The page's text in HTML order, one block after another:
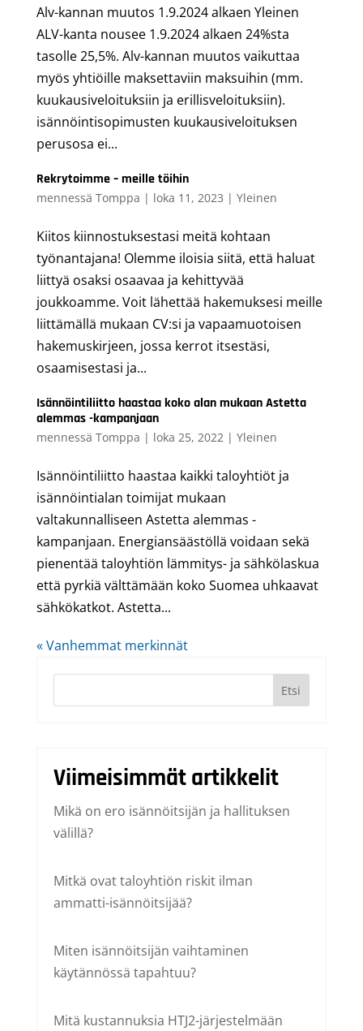
Alv-kannan muutos 1.9.2024 alkaen Yleinen
ALV-kanta nousee 1.9.2024 alkaen 24%sta
tasolle 25,5%. Alv-kannan muutos vaikuttaa
myös yhtiöille maksettaviin maksuihin (mm.
kuukausiveloituksiin ja erillisveloituksiin).
isännöintisopimusten kuukausiveloituksen
perusosa ei...
Rekrytoimme – meille töihin
mennessä Tomppa | loka 11, 2023 | Yleinen
Kiitos kiinnostuksestasi meitä kohtaan
työnantajana! Olemme iloisia siitä, että haluat
liittyä osaksi osaavaa ja kehittyvää
joukkoamme. Voit lähettää hakemuksesi meille
liittämällä mukaan CV:si ja vapaamuotoisen
hakemuskirjeen, jossa kerrot itsestäsi,
osaamisestasi ja...
Isännöintiliitto haastaa koko alan mukaan Astetta
alemmas -kampanjaan
mennessä Tomppa | loka 25, 2022| Yleinen
Isännöintiliitto haastaa kaikki taloyhtiöt ja
isännöintialan toimijat mukaan
valtakunnalliseen Astetta alemmas -
kampanjaan. Energiansäästöllä voidaan sekä
pienentää taloyhtiön lämmitys- ja sähkölaskua
että pyrkiä välttämään koko Suomea uhkaavat
sähkökatkot. Astetta...
« Vanhemmat merkinnät
Etsi
Viimeisimmät artikkelit
Mikä on ero isännöitsijän ja hallituksen
välillä?
Mitkä ovat taloyhtiön riskit ilman
ammatti-isännöitsijää?
Miten isännöitsijän vaihtaminen
käytännössä tapahtuu?
Mitä kustannuksia HTJ2-järjestelmään